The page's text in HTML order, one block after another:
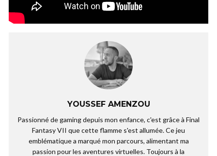
YOUSSEF AMENZOU
Passionné de gaming depuis mon enfance, c'est grâce à Final
Fantasy VII que cette flamme s'est allumée. Ce jeu
emblématique a marqué mon parcours, alimentant ma
passion pour les aventures virtuelles. Toujours à la